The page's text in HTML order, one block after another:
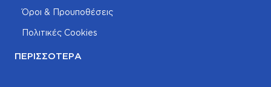
Όροι & Προυποθέσεις
Πολιτικές Cookies
ΠΕΡΙΣΣΌΤΕΡΑ